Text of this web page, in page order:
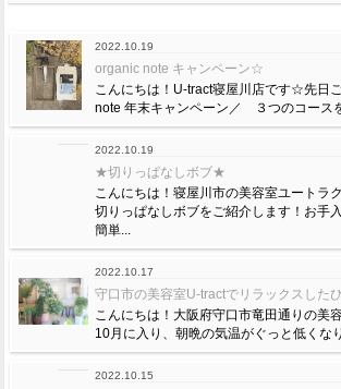
2022.10.19
organic note キャンペーン☆
こんにちは！U-tract寝屋川店です☆先日
note 年末キャンペーン／ ３つのコース
2022.10.19
★切りっぱなしボブ★
こんにちは！寝屋川市の美容室ユートラ
切りっぱなしボブをご紹介します！お手
簡単...
2022.10.17
こんにちは！大阪府守口市竜田通りの美
10月に入り、朝晩の気温がぐっと低くな
2022.10.15